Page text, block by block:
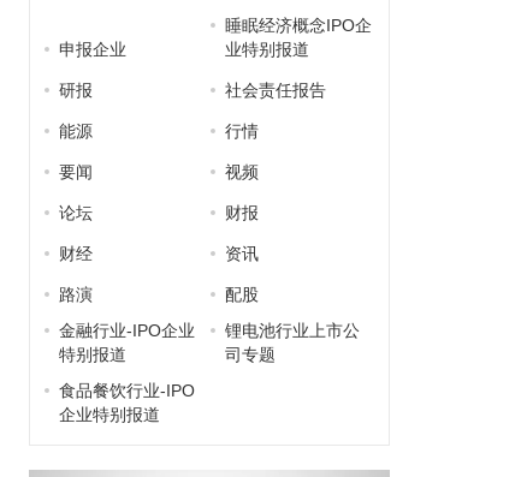
申报企业
睡眠经济概念IPO企
业特别报道
研报 社会责任报告
能源 行情
要闻 视频
论坛 财报
财经 资讯
路演
配股
金融行业-IPO企业
特别报道
锂电池行业上市公
司专题
食品餐饮行业-IPO
企业特别报道